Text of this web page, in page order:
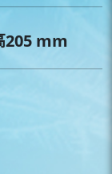
205 mm